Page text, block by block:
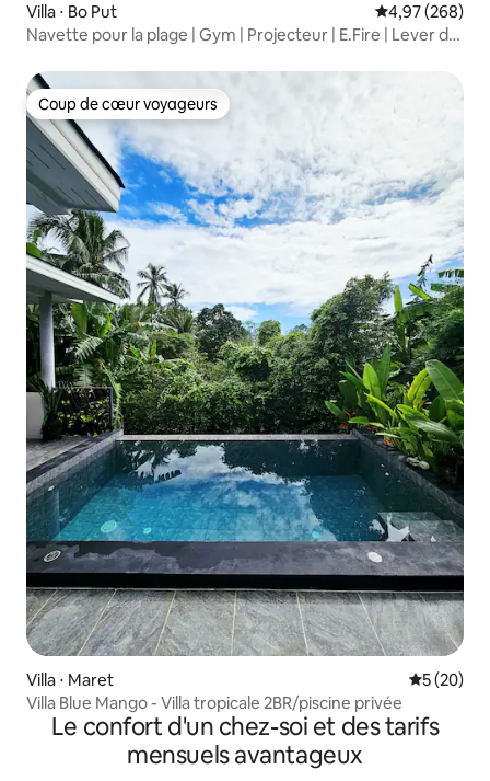
Villa ⋅ Bo Put Évaluation
4,97 (268)
Navette pour la plage | Gym | Projecteur | E.Fire | Lever du
Coup de cœur voyageurs
Coup de cœur voyageurs
Villa ⋅ Maret
5 (20)
Villa Blue Mango - Villa tropicale 2BR/piscine privée
Le confort d'un chez-soi et des tarifs
mensuels avantageux